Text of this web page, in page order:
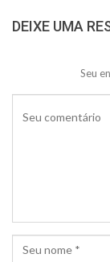
DEIXE UMA
Seu